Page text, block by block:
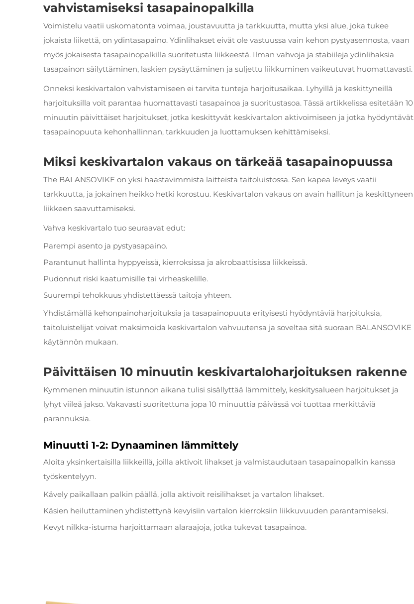
vahvistamiseksi tasapainopalkilla
Voimistelu vaatii uskomatonta voimaa, joustavuutta ja tarkkuutta, mutta yksi alue, joka tukee
jokaista liikettä, on ydintasapaino. Ydinlihakset eivät ole vastuussa vain kehon pystyasennosta, vaan
myös jokaisesta tasapainopalkilla suoritetusta liikkeestä. Ilman vahvoja ja stabiileja ydinlihaksia
tasapainon säilyttäminen, laskien pysäyttäminen ja suljettu liikkuminen vaikeutuvat huomattavasti.
Onneksi keskivartalon vahvistamiseen ei tarvita tunteja harjoitusaikaa. Lyhyillä ja keskittyneillä
harjoituksilla voit parantaa huomattavasti tasapainoa ja suoritustasoa. Tässä artikkelissa esitetään 10
minuutin päivittäiset harjoitukset, jotka keskittyvät keskivartalon aktivoimiseen ja jotka hyödyntävät
tasapainopuuta kehonhallinnan, tarkkuuden ja luottamuksen kehittämiseksi.
Miksi keskivartalon vakaus on tärkeää tasapainopuussa
The BALANSOVIKE on yksi haastavimmista laitteista taitoluistossa. Sen kapea leveys vaatii
tarkkuutta, ja jokainen heikko hetki korostuu. Keskivartalon vakaus on avain hallitun ja keskittyneen
liikkeen saavuttamiseksi.
Vahva keskivartalo tuo seuraavat edut:
Parempi asento ja pystyasapaino.
Parantunut hallinta hyppyeissä, kierroksissa ja akrobaattisissa liikkeissä.
Pudonnut riski kaatumisille tai virheaskelille.
Suurempi tehokkuus yhdistettäessä taitoja yhteen.
Yhdistämällä kehonpainoharjoituksia ja tasapainopuuta erityisesti hyödyntäviä harjoituksia,
taitoluistelijat voivat maksimoida keskivartalon vahvuutensa ja soveltaa sitä suoraan BALANSOVIKE
käytännön mukaan.
Päivittäisen 10 minuutin keskivartaloharjoituksen rakenne
Kymmenen minuutin istunnon aikana tulisi sisällyttää lämmittely, keskitysalueen harjoitukset ja
lyhyt viileä jakso. Vakavasti suoritettuna jopa 10 minuuttia päivässä voi tuottaa merkittäviä
parannuksia.
Minuutti 1-2: Dynaaminen lämmittely
Aloita yksinkertaisilla liikkeillä, joilla aktivoit lihakset ja valmistaudutaan tasapainopalkin kanssa
työskentelyyn.
Kävely paikallaan palkin päällä, jolla aktivoit reisilihakset ja vartalon lihakset.
Käsien heiluttaminen yhdistettynä kevyisiin vartalon kierroksiin liikkuvuuden parantamiseksi.
Kevyt nilkka-istuma harjoittamaan alaraajoja, jotka tukevat tasapainoa.